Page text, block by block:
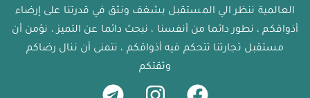
العالمية ننظر الي المستقبل بشغف ونثق في قدرتنا على إرضاء
أذواقكم ، نطور دائما من أنفسنا ، نبحث دائما عن التميز ، نؤمن أن
مستقبل تجارتنا تتحكم فيه أذواقكم ، نتمنى أن ننال رضاكم
وثقتكم